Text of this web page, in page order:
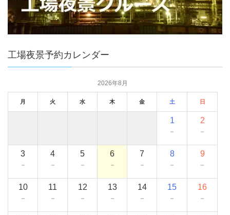
工場夜景予約カレンダー
2026年8月
月 火 水 木 金 土 日
1
－
2
－
3
－
4
－
5
－
6
－
7
－
8
－
9
－
10
－
11
－
12
－
13
－
14
－
15
－
16
－